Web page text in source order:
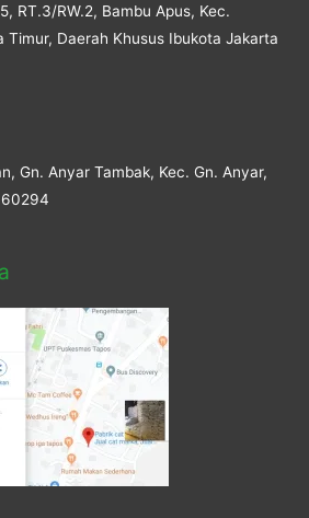
RT.3/RW.2, Bambu Apus, Kec.
Timur, Daerah Khusus Ibukota Jakarta
Gn. Anyar Tambak, Kec. Gn. Anyar,
60294